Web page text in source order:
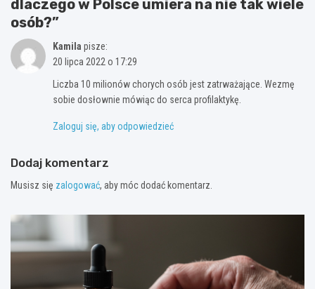
dlaczego w Polsce umiera na nie tak wiele
osób?”
Kamila pisze:
20 lipca 2022 o 17:29
Liczba 10 milionów chorych osób jest zatrważające. Wezmę
sobie dosłownie mówiąc do serca profilaktykę.
Zaloguj się, aby odpowiedzieć
Dodaj komentarz
Musisz się zalogować, aby móc dodać komentarz.